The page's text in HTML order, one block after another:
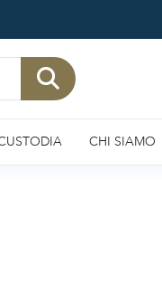
CHI SIAMO